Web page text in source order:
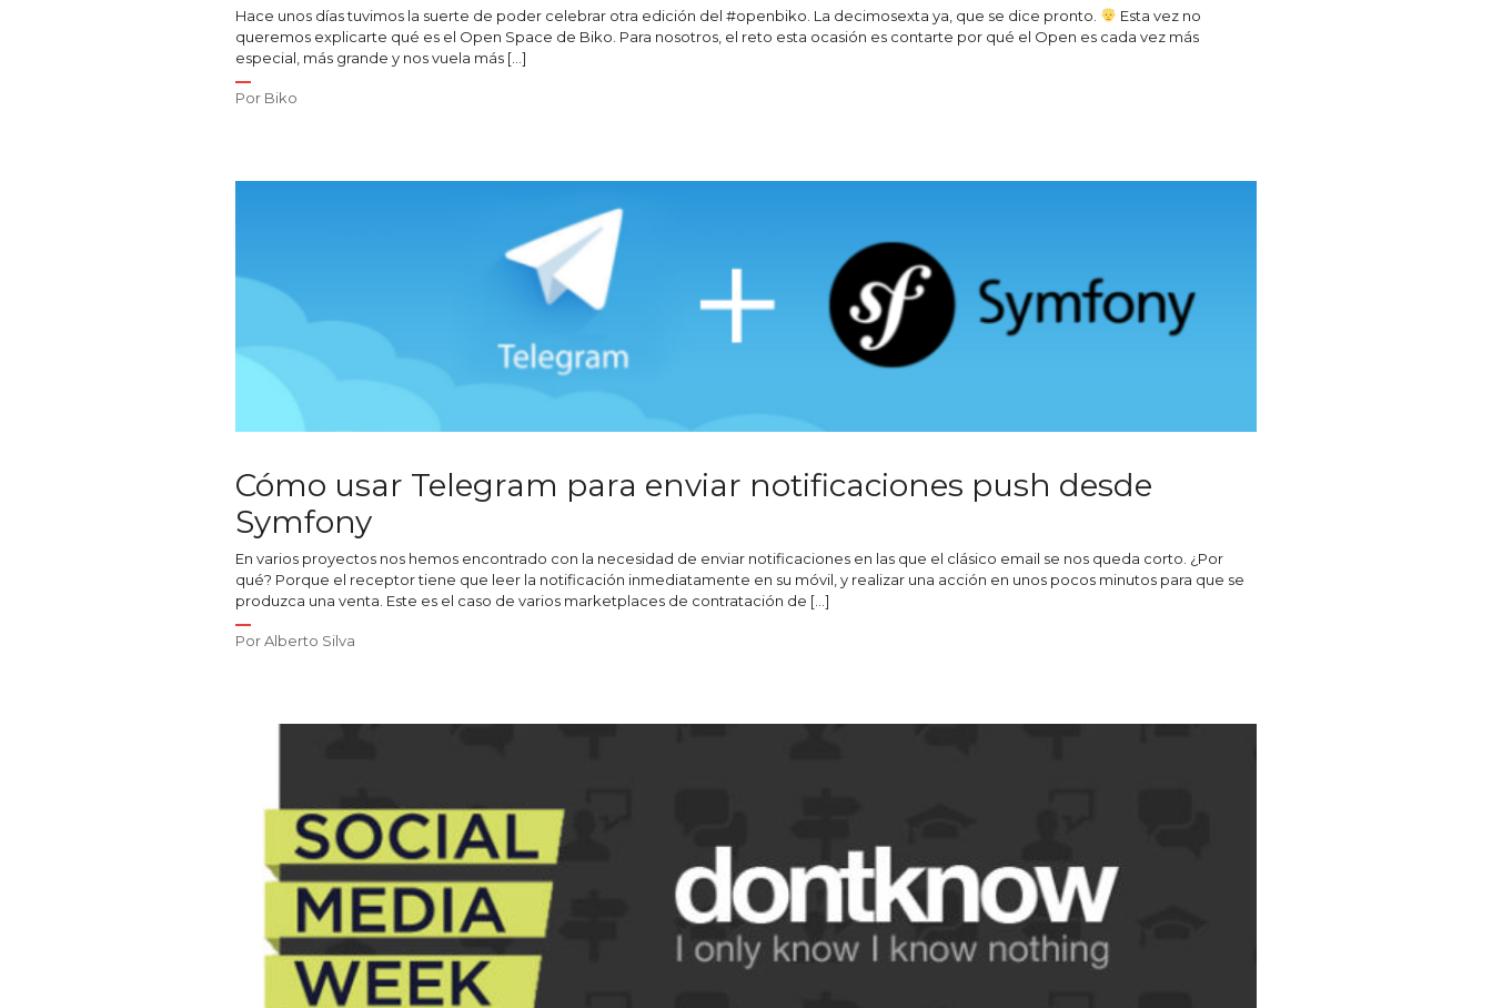
Hace unos días tuvimos la suerte de poder celebrar otra edición del #openbiko. La decimosexta ya, que se dice pronto.
Esta vez no
queremos explicarte qué es el Open Space de Biko. Para nosotros, el reto esta ocasión es contarte por qué el Open es cada vez más
especial, más grande y nos vuela más […]
Por Biko
Cómo usar Telegram para enviar notificaciones push desde
Symfony
En varios proyectos nos hemos encontrado con la necesidad de enviar notificaciones en las que el clásico email se nos queda corto. ¿Por
qué? Porque el receptor tiene que leer la notificación inmediatamente en su móvil, y realizar una acción en unos pocos minutos para que se
produzca una venta. Este es el caso de varios marketplaces de contratación de […]
PorAlberto Silva